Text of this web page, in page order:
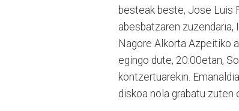
besteak beste, Jose Luis
abesbatzaren
Nagore Alkorta Azpeitiko
egingo dute, 20:00etan,
kontzertuarekin.
diskoa nola grabatu zuten